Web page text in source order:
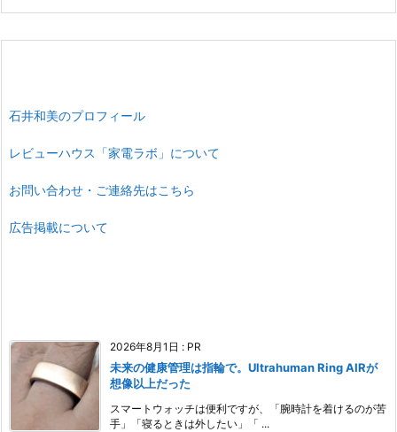
石井和美のプロフィール
レビューハウス「家電ラボ」について
お問い合わせ・ご連絡先はこちら
広告掲載について
2026年8月1日 : PR
未来の健康管理は指輪で。Ultrahuman Ring AIRが
想像以上だった
スマートウォッチは便利ですが、「腕時計を着けるのが苦
手」「寝るときは外したい」「 ...